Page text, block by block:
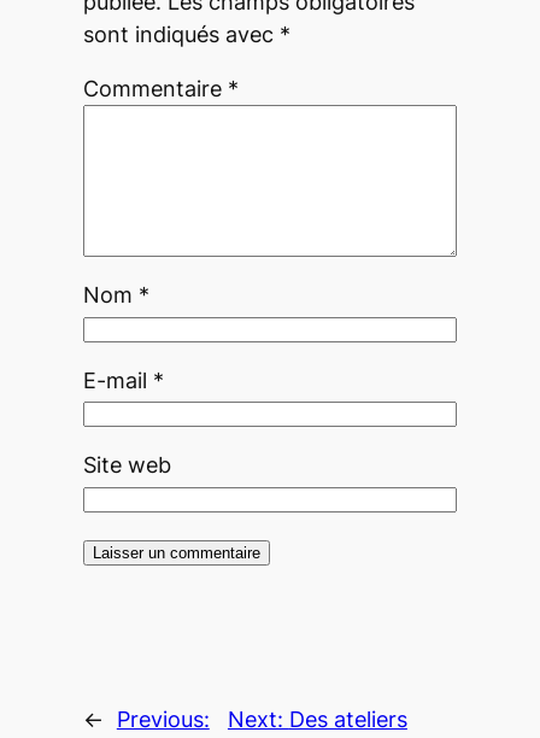
sont indiqués avec *
Commentaire *
Nom *
E-mail *
Site web
←
Previous:
Next: Des ateliers